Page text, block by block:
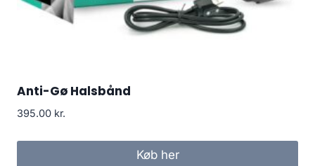
Anti-Gø Halsbånd
395.00 kr.
Køb her